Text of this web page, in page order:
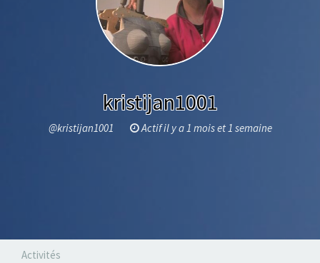
kristijan1001
@kristijan1001 Actif il y a 1 mois et 1 semaine
Activités